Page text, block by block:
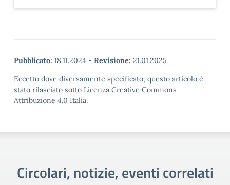
Pubblicato: 18.11.2024 - Revisione: 21.01.2025
Eccetto dove diversamente specificato, questo articolo è
stato rilasciato sotto Licenza Creative Commons
Attribuzione 4.0 Italia.
Circolari, notizie, eventi correlati